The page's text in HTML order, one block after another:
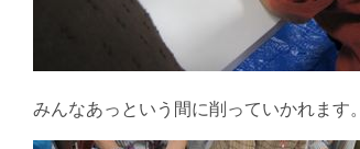
みんなあっという間に削っていかれます。